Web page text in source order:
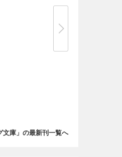
文庫」の最新刊一覧へ